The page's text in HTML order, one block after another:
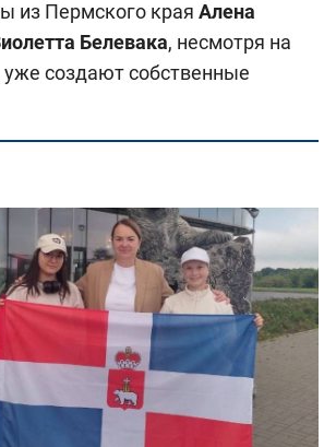
из Пермского края Алена
Белевака, несмотря на
создают собственные